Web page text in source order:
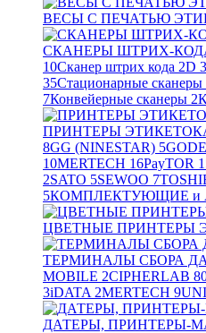
ВЕСЫ С ПЕЧАТЬЮ
СКАНЕРЫ ШТРИХ-
10Сканер штрих кода 2D
35Стационарные сканеры
7Конвейерные сканеры 2
ПРИНТЕРЫ ЭТИКЕТОК
8GG (NINESTAR) 5
10MERTECH 16PayTOR
2SATO 5SEWOO 7
5КОМПЛЕКТУЮЩИЕ и
ЦВЕТНЫЕ ПРИНТЕРЫ
ТЕРМИНАЛЫ СБОРА
MOBILE 2CIPHERLAB
3iDATA 2MERTECH 9
ДАТЕРЫ, ПРИНТЕРЫ-